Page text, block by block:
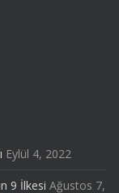
Eylül 4, 2022
9 İlkesi Ağustos 7,